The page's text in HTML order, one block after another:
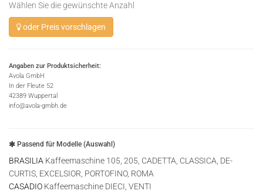
Wählen Sie die gewünschte Anzahl
oder Preis vorschlagen
Angaben zur Produktsicherheit:
Avola GmbH
In der Fleute 52
42389 Wuppertal
info@avola-gmbh.de
Passend für Modelle (Auswahl)
BRASILIA Kaffeemaschine 105, 205, CADETTA, CLASSICA, DE-
CURTIS, EXCELSIOR, PORTOFINO, ROMA
CASADIO Kaffeemaschine DIECI, VENTI